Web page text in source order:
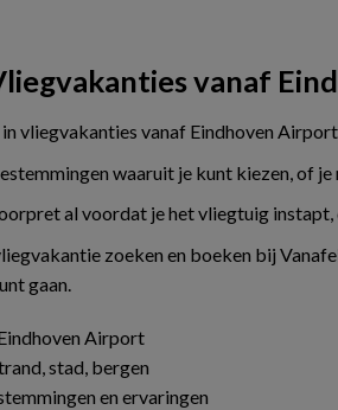
vanaf
vliegvakanties vanaf Eindhoven
waaruit je kunt kiezen, of
al voordat je het vliegtuig
zoeken en boeken bij
gaan.
Airport
stad, bergen
en ervaringen